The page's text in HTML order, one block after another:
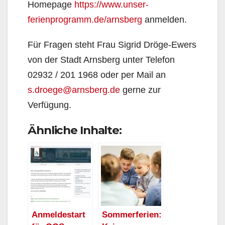
Homepage https://www.unser-
ferienprogramm.de/arnsberg anmelden.
Für Fragen steht Frau Sigrid Dröge-Ewers
von der Stadt Arnsberg unter Telefon
02932 / 201 1968 oder per Mail an
s.droege@arnsberg.de gerne zur
Verfügung.
Ähnliche Inhalte:
Anmeldestart
Sommerferien: